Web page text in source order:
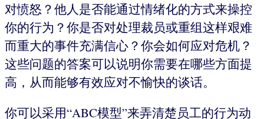
对愤怒？他人是否能通过情绪化的方式来操控
你的行为？你是否对处理裁员或重组这样艰难
而重大的事件充满信心？你会如何应对危机？
这些问题的答案可以说明你需要在哪些方面提
高，从而能够有效应对不愉快的谈话。
你可以采用“ABC模型”来弄清楚员工的行为动